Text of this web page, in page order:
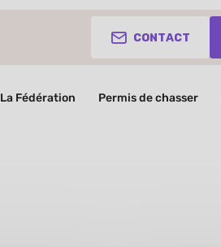
Contact
La Fédération Permis de chasser